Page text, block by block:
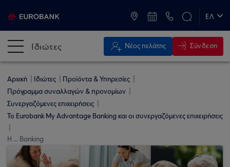
ΕΛ
Ιδιώτες Νέος πελάτης Σύνδεση
Αρχική Ιδιώτες
Προϊόντα & Υπηρεσίες
Πρόγραμμα συναλλαγών & προνομίων
Συνεργαζόμενες επιχειρήσεις
Το Eurobank My Advantage Banking και οι συνεργαζόμενες επιχειρήσεις
Η ... Banking